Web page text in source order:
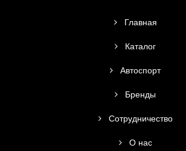
Главная
Каталог
Автоспорт
Бренды
Сотрудничество
О нас